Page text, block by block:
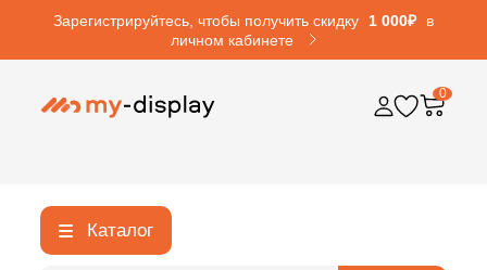
Зарегистрируйтесь, чтобы получить скидку 1 000₽
в
личном кабинете
0
Каталог